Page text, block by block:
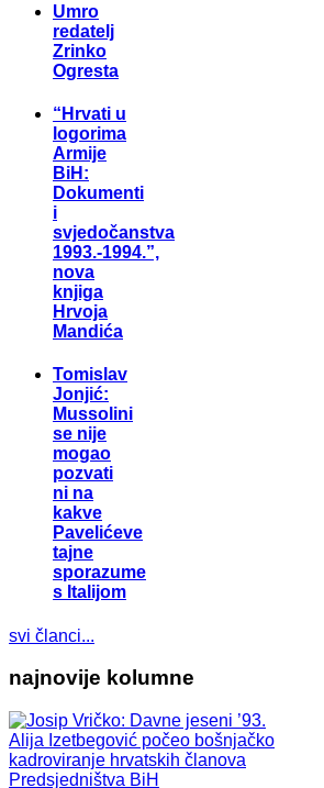
Umro
redatelj
Zrinko
Ogresta
“Hrvati u
logorima
Armije
BiH:
Dokumenti
i
svjedočanstva
1993.-1994.”,
nova
knjiga
Hrvoja
Mandića
Tomislav
Jonjić:
Mussolini
se nije
mogao
pozvati
ni na
kakve
Pavelićeve
tajne
sporazume
s Italijom
svi članci...
najnovije kolumne